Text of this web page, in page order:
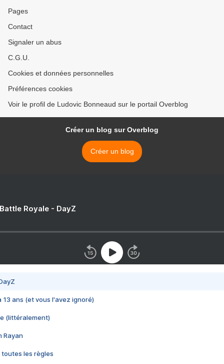
Pages
Contact
Signaler un abus
C.G.U.
Cookies et données personnelles
Préférences cookies
Voir le profil de Ludovic Bonneaud sur le portail Overblog
Créer un blog sur Overblog
Créer un blog
Royale - DayZ
13 ans (et vous l'avez ignoré)
(littéralement)
Rayan
toutes les règles